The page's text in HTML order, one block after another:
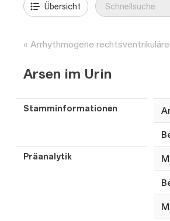
Übersicht
Arrhythmogene rechtsventrikuläre
Arsen im Urin
Stamminformationen
Präanalytik